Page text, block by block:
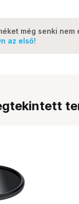
még senki nem
az első!